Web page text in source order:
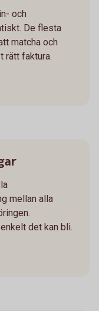
och
De flesta
matcha och
rätt faktura.
mellan alla
det kan bli.